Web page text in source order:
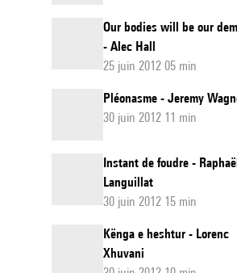
Our bodies will be our
- Alec Hall
25 juin 2012 05 min
Pléonasme - Jeremy
30 juin 2012 11 min
Instant de foudre -
Languillat
30 juin 2012 15 min
Kënga e heshtur - Lorenc
Xhuvani